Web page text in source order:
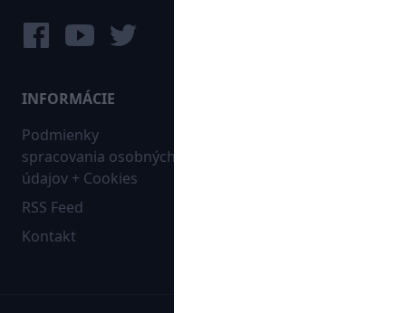
INFORMÁCIE
Podmienky
spracovania osobných
údajov + Cookies
RSS Feed
Kontakt